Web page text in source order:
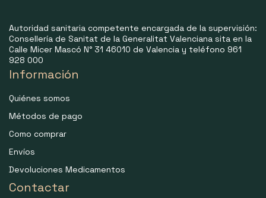
Autoridad sanitaria competente encargada de la supervisión:
Consellería de Sanitat de la Generalitat Valenciana sita en la
Calle Micer Mascó N° 31 46010 de Valencia y teléfono 961
928 000
Información
Quiénes somos
Métodos de pago
Como comprar
Envíos
Devoluciones Medicamentos
Contactar